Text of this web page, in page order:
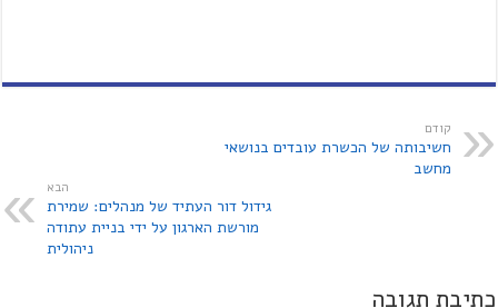
קודם
חשיבותה של הכשרת עובדים בנושאי
מחשב
הבא
גידול דור העתיד של מנהלים: שמירת
מורשת הארגון על ידי בניית עתודה
ניהולית
כתיבת תגובה